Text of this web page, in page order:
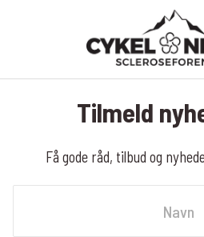
Tilmeld
Få gode råd, tilbud og